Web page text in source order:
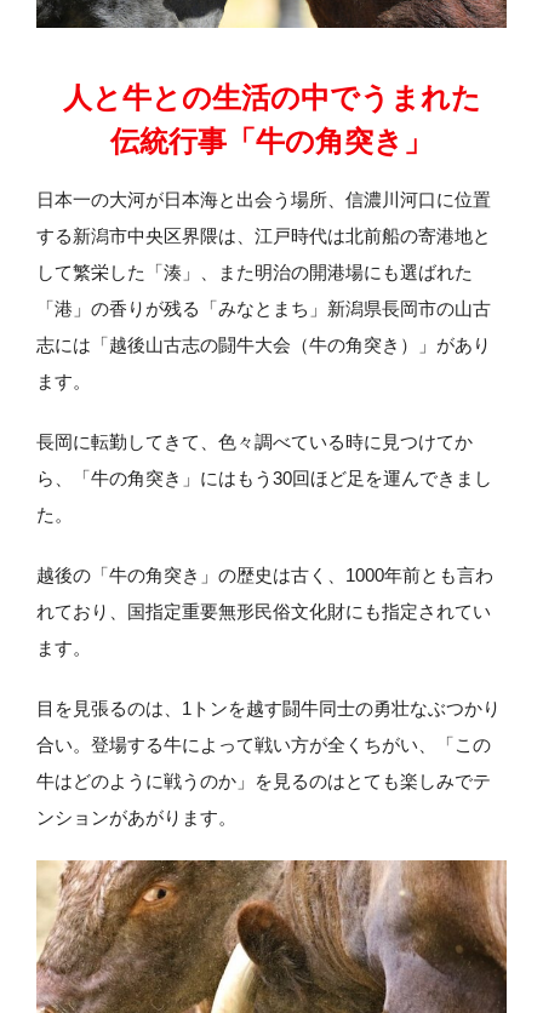
人と牛との生活の中でうまれた
伝統行事「牛の角突き」
日本一の大河が日本海と出会う場所、信濃川河口に位置
する新潟市中央区界隈は、江戸時代は北前船の寄港地と
して繁栄した「湊」、また明治の開港場にも選ばれた
「港」の香りが残る「みなとまち」新潟県長岡市の山古
志には「越後山古志の闘牛大会（牛の角突き）」があり
ます。
長岡に転勤してきて、色々調べている時に見つけてか
ら、「牛の角突き」にはもう30回ほど足を運んできまし
た。
越後の「牛の角突き」の歴史は古く、1000年前とも言わ
れており、国指定重要無形民俗文化財にも指定されてい
ます。
目を見張るのは、1トンを越す闘牛同士の勇壮なぶつかり
合い。登場する牛によって戦い方が全くちがい、「この
牛はどのように戦うのか」を見るのはとても楽しみでテ
ンションがあがります。